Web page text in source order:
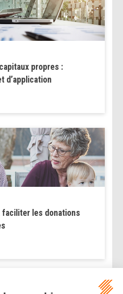
propres :
d’application
les donations